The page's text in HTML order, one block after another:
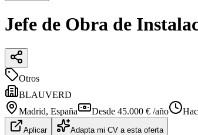
Jefe de Obra de
Otros
BLAUVERD
Madrid, España Desde 45.000 € /año
Aplicar Adapta mi CV a esta oferta